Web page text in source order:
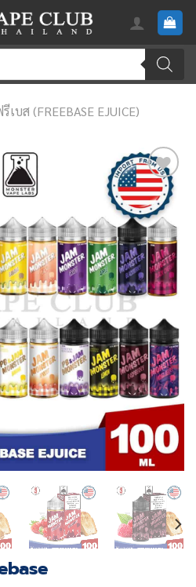
เบส (FREEBASE EJUICE)
Add
to
wishlist